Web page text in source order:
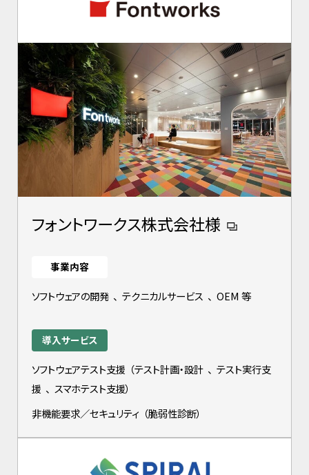
フォントワークス株式会社様
事業内容
ソフトウェアの開発 、 テクニカルサービス 、 OEM 等
導入サービス
ソフトウェアテスト支援 （テスト計画・設計 、 テスト実行支
援 、 スマホテスト支援）
非機能要求／セキュリティ （脆弱性診断）